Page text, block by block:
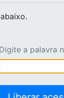
Digite a palavra